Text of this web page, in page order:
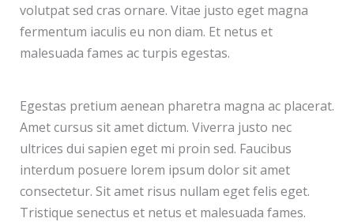
volutpat sed cras ornare. Vitae justo eget magna
fermentum iaculis eu non diam. Et netus et
malesuada fames ac turpis egestas.
Egestas pretium aenean pharetra magna ac placerat.
Amet cursus sit amet dictum. Viverra justo nec
ultrices dui sapien eget mi proin sed. Faucibus
interdum posuere lorem ipsum dolor sit amet
consectetur. Sit amet risus nullam eget felis eget.
Tristique senectus et netus et malesuada fames.